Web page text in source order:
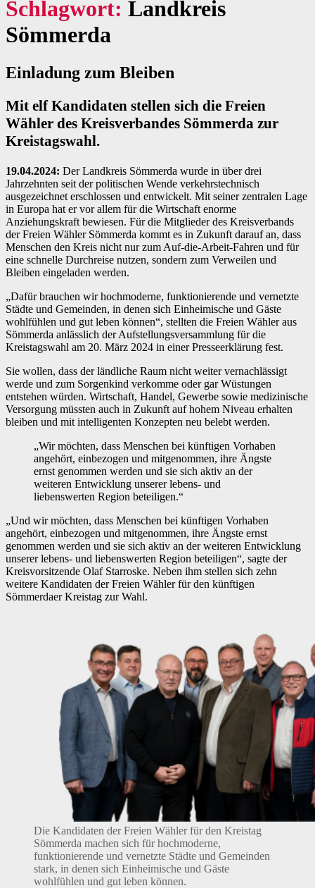
Schlagwort: Landkreis
Sömmerda
Einladung zum Bleiben
Mit elf Kandidaten stellen sich die Freien
Wähler des Kreisverbandes Sömmerda zur
Kreistagswahl.
19.04.2024: Der Landkreis Sömmerda wurde in über drei
Jahrzehnten seit der politischen Wende verkehrstechnisch
ausgezeichnet erschlossen und entwickelt. Mit seiner zentralen Lage
in Europa hat er vor allem für die Wirtschaft enorme
Anziehungskraft bewiesen. Für die Mitglieder des Kreisverbands
der Freien Wähler Sömmerda kommt es in Zukunft darauf an, dass
Menschen den Kreis nicht nur zum Auf-die-Arbeit-Fahren und für
eine schnelle Durchreise nutzen, sondern zum Verweilen und
Bleiben eingeladen werden.
„Dafür brauchen wir hochmoderne, funktionierende und vernetzte
Städte und Gemeinden, in denen sich Einheimische und Gäste
wohlfühlen und gut leben können“, stellten die Freien Wähler aus
Sömmerda anlässlich der Aufstellungsversammlung für die
Kreistagswahl am 20. März 2024 in einer Presseerklärung fest.
Sie wollen, dass der ländliche Raum nicht weiter vernachlässigt
werde und zum Sorgenkind verkomme oder gar Wüstungen
entstehen würden. Wirtschaft, Handel, Gewerbe sowie medizinische
Versorgung müssten auch in Zukunft auf hohem Niveau erhalten
bleiben und mit intelligenten Konzepten neu belebt werden.
„Wir möchten, dass Menschen bei künftigen Vorhaben
angehört, einbezogen und mitgenommen, ihre Ängste
ernst genommen werden und sie sich aktiv an der
weiteren Entwicklung unserer lebens- und
liebenswerten Region beteiligen.“
„Und wir möchten, dass Menschen bei künftigen Vorhaben
angehört, einbezogen und mitgenommen, ihre Ängste ernst
genommen werden und sie sich aktiv an der weiteren Entwicklung
unserer lebens- und liebenswerten Region beteiligen“, sagte der
Kreisvorsitzende Olaf Starroske. Neben ihm stellen sich zehn
weitere Kandidaten der Freien Wähler für den künftigen
Sömmerdaer Kreistag zur Wahl.
Die Kandidaten der Freien Wähler für den Kreistag
Sömmerda machen sich für hochmoderne,
funktionierende und vernetzte Städte und Gemeinden
stark, in denen sich Einheimische und Gäste
wohlfühlen und gut leben können.